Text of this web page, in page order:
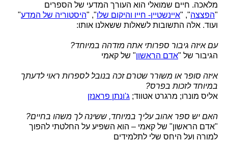
מלאכה. חיים שמואלי הוא העורך המדעי של הספרים
"הפצצה", "איינשטיין- חייו והיקום שלו", "היסטוריה של המדע"
ועוד. אלה התשובות לשאלות ששאלנו אותו:
עם איזה גיבור ספרותי אתה מזדהה במיוחד?
הגיבור של "אדם הראשון" של קאמי
איזה סופר או משורר שטרם זכה בנובל לספרות ראוי לדעתך
במיוחד לזכות בפרס?
אליס מונרו; מרגרט אטווד; ג'ונתן פראנזן
האם יש ספר אהוב עליך במיוחד, ששינה לך משהו בחיים?
"אדם הראשון" של קאמי – הוא השפיע על החלטתי להפוך
למורה ועל היחס שלי לתלמידים